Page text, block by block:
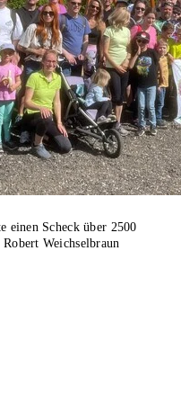
einen Scheck über 2500
Weichselbraun